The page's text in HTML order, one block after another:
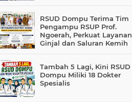
RSUD Dompu Terima Tim
Pengampu RSUP Prof.
Ngoerah, Perkuat Layanan
Ginjal dan Saluran Kemih
Tambah 5 Lagi, Kini RSUD
Dompu Miliki 18 Dokter
Spesialis